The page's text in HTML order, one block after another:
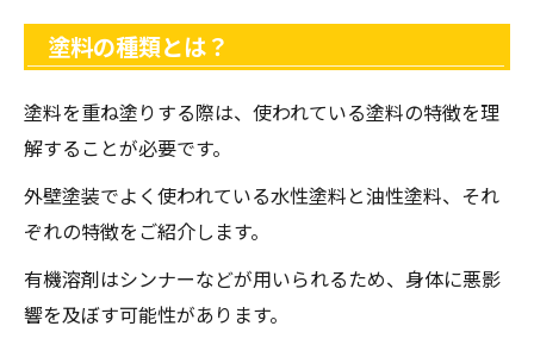
塗料の種類とは？
塗料を重ね塗りする際は、使われている塗料の特徴を理
解することが必要です。
外壁塗装でよく使われている水性塗料と油性塗料、それ
ぞれの特徴をご紹介します。
有機溶剤はシンナーなどが用いられるため、身体に悪影
響を及ぼす可能性があります。